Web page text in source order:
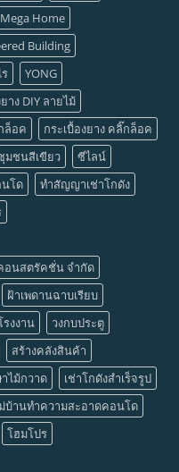
Mega Home
Building
YONG
าง DIY ลายไม้
ล็อค
กระเบื้องยาง คลิ๊กล็อค
มชนสีเขียว
ซีไลน์
นโด
ทำสัญญาเช่าโกดัง
อนสตรัคชั่น จำกัด
ฝ้าเพดานฉาบเรียบ
งงาน
วงกบประตู
สร้างคลังสินค้า
ไม้กวาด
เช่าโกดังสำเร็จรูป
บ้านทำความสะอาดคอนโด
โฮมโปร